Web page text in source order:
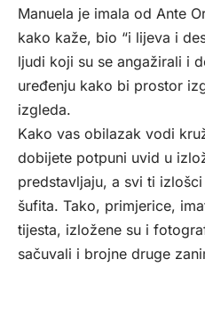
Manuela je imala od Ante
kako kaže, bio “i lijeva i
ljudi koji su se angažirali i
uređenju kako bi prostor
izgleda.
Kako vas obilazak vodi
dobijete potpuni uvid u
predstavljaju, a svi ti
šufita. Tako, primjerice,
tijesta, izložene su i
sačuvali i brojne druge